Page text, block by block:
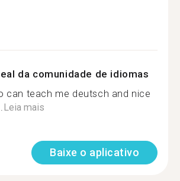
da comunidade de idiomas
can teach me deutsch and nice
Leia mais
Baixe o aplicativo